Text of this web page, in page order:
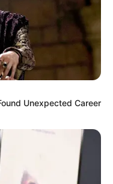
Unexpected Career